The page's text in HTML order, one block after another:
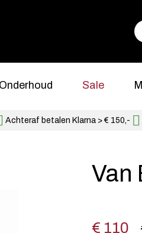
Onderhoud Sale
Achteraf betalen Klarna > € 150,-
Van
€ 110